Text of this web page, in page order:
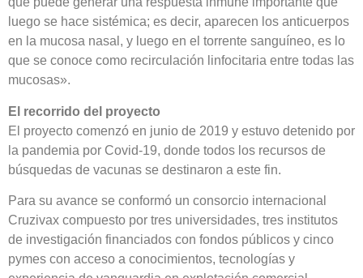
luego se hace sistémica; es decir, aparecen los anticuerpos
en la mucosa nasal, y luego en el torrente sanguíneo, es lo
que se conoce como recirculación linfocitaria entre todas las
mucosas».
El recorrido del proyecto
El proyecto comenzó en junio de 2019 y estuvo detenido por
la pandemia por Covid-19, donde todos los recursos de
búsquedas de vacunas se destinaron a este fin.
Para su avance se conformó un consorcio internacional
Cruzivax compuesto por tres universidades, tres institutos
de investigación financiados con fondos públicos y cinco
pymes con acceso a conocimientos, tecnologías y